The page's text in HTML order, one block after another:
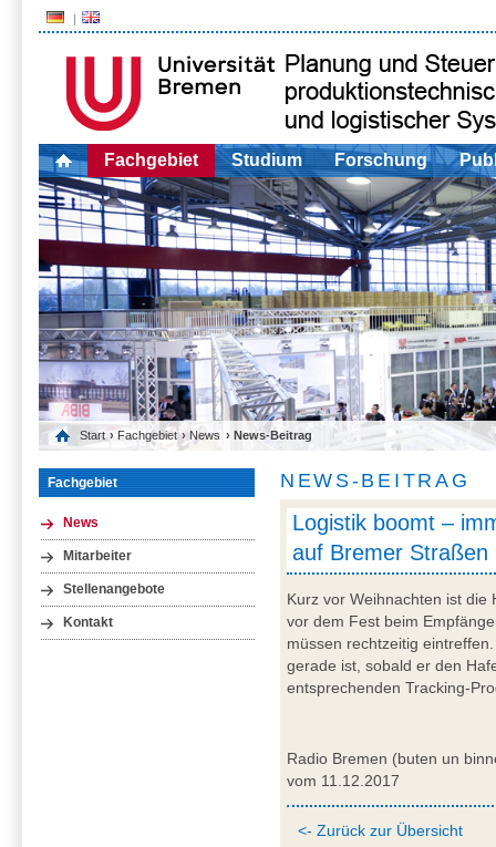
Fachgebiet Studium Forschung
Start › Fachgebiet › News › News-Beitrag
Fachgebiet
News
Mitarbeiter
Stellenangebote
Kontakt
NEWS-BEITRAG
Logistik boomt –
auf Bremer Straßen
Kurz vor Weihnachten ist die
vor dem Fest beim
müssen rechtzeitig
gerade ist, sobald er den
entsprechenden Tracking-
Radio Bremen (buten un
vom 11.12.2017
<- Zurück zur Übersicht